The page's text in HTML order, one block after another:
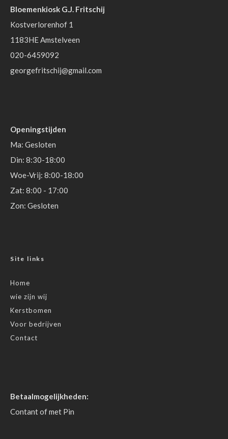
Bloemenkiosk G.J. Fritschij
Kostverlorenhof 1
1183HE Amstelveen
020-6459092
georgefritschij@gmail.com
Openingstijden
Ma: Gesloten
Din: 8:30-18:00
Woe-Vrij: 8:00-18:00
Zat: 8:00 - 17:00
Zon: Gesloten
Site links
Home
wie zijn wij
Kerstbomen
Voor bedrijven
Contact
Betaalmogelijkheden:
Contant of met Pin